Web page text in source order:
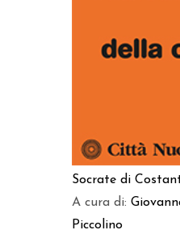
Socrate di
A cura di:
Piccolino